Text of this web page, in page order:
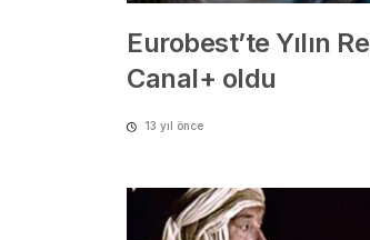
Eurobest’te Yılın
Canal+ oldu
13 yıl önce